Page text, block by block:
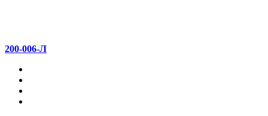
200-006-Л